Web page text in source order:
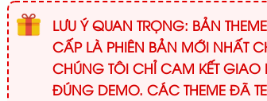
LƯU Ý QUAN TRỌNG: BẢN
CẤP LÀ PHIÊN BẢN MỚI NHẤT
CHÚNG TÔI CHỈ CAM KẾT
ĐÚNG DEMO. CÁC THEME ĐÃ